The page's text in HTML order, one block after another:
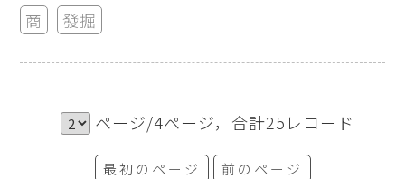
商 發掘
ページ/4ページ，合計25レコード
最初のページ 前のページ